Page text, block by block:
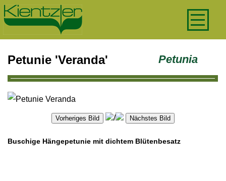
Petunie 'Veranda' Petunia
/
Buschige Hängepetunie mit dichtem Blütenbesatz